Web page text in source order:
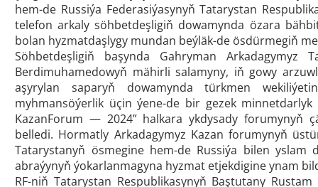
hem-de Russiýa Federasiýasynyň Tatarystan
telefon arkaly söhbetdeşligiň dowamynda özara
bolan hyzmatdaşlygy mundan beýläk-de ösdürmegiň
Söhbetdeşligiň başynda Gahryman Arkadagymyz
Berdimuhamedowyň mähirli salamyny, iň gowy
aşyrylan saparyň dowamynda türkmen
myhmansöýerlik üçin ýene-de bir gezek
KazanForum — 2024” halkara ykdysady forumynyň
belledi. Hormatly Arkadagymyz Kazan forumynyň
Tatarystanyň ösmegine hem-de Russiýa bilen
abraýynyň ýokarlanmagyna hyzmat etjekdigine ynam
RF-niň Tatarystan Respublikasynyň Baştutany